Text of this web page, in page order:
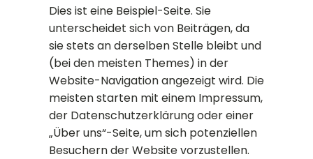
Dies ist eine Beispiel-Seite. Sie
unterscheidet sich von Beiträgen, da
sie stets an derselben Stelle bleibt und
(bei den meisten Themes) in der
Website-Navigation angezeigt wird. Die
meisten starten mit einem Impressum,
der Datenschutzerklärung oder einer
„Über uns“-Seite, um sich potenziellen
Besuchern der Website vorzustellen.